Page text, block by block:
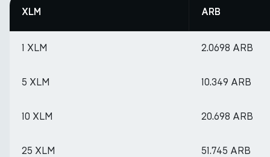
XLM ARB
1 XLM 2.0698 ARB
5 XLM 10.349 ARB
10 XLM 20.698 ARB
25 XLM 51.745 ARB